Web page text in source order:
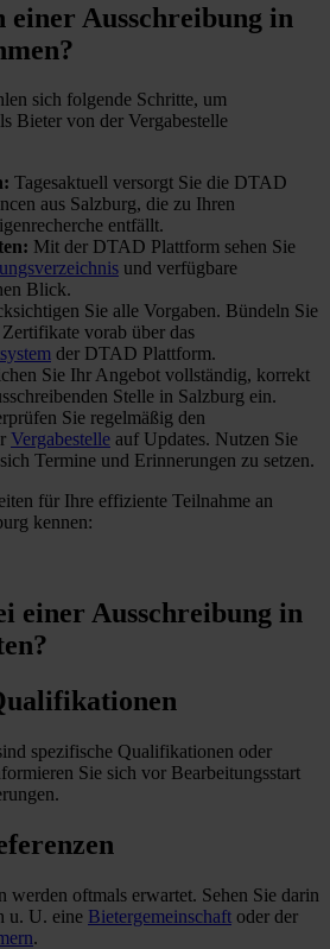
einer Ausschreibung in
sich folgende Schritte, um
Bieter von der Vergabestelle
Tagesaktuell versorgt Sie die DTAD
aus Salzburg, die zu Ihren
entfällt.
Mit der DTAD Plattform sehen Sie
und verfügbare
Blick.
Sie alle Vorgaben. Bündeln Sie
vorab über das
der DTAD Plattform.
Sie Ihr Angebot vollständig, korrekt
Stelle in Salzburg ein.
Sie regelmäßig den
Vergabestelle auf Updates. Nutzen Sie
Termine und Erinnerungen zu setzen.
für Ihre effiziente Teilnahme an
kennen:
einer Ausschreibung in
spezifische Qualifikationen oder
Sie sich vor Bearbeitungsstart
werden oftmals erwartet. Sehen Sie darin
u. U. eine Bietergemeinschaft oder der
.